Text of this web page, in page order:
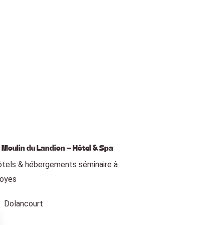
Moulin du Landion – Hôtel & Spa
& hébergements séminaire à
Dolancourt